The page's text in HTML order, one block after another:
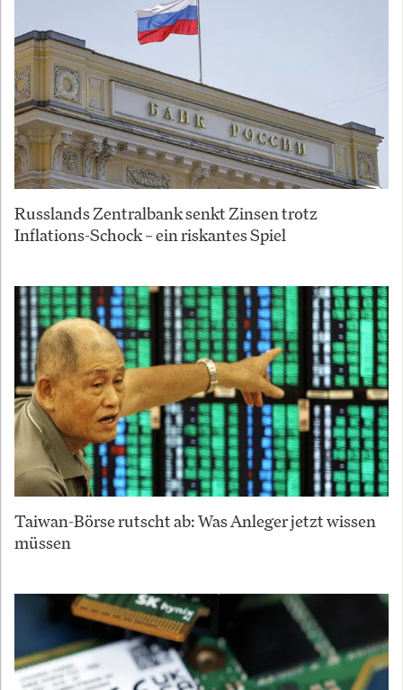
Russlands Zentralbank senkt Zinsen trotz
Inflations-Schock – ein riskantes Spiel
Taiwan-Börse rutscht ab: Was Anleger jetzt wissen
müssen